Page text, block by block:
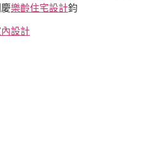
樂齡住宅設計鈞
設計